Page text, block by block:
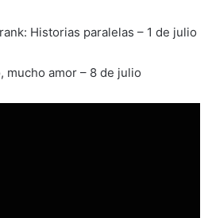
Historias paralelas – 1 de julio
mucho amor – 8 de julio